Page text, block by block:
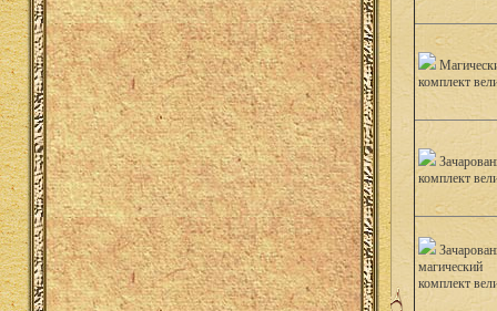
комплект
комплект
магический
комплект